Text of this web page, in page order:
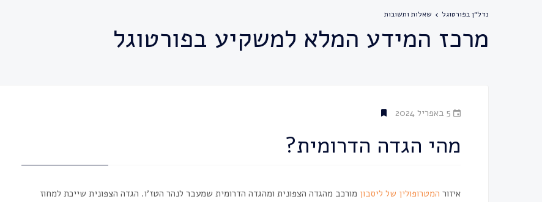
נדל״ן בפורטוגל שאלות ותשובות
מרכז המידע המלא למשקיע בפורטוגל
5 באפריל 2024
מהי הגדה הדרומית?
איזור המטרופולין של ליסבון מורכב מהגדה הצפונית ומהגדה הדרומית שמעבר לנהר הטז׳ו. הגדה הצפונית שייכת למחוז